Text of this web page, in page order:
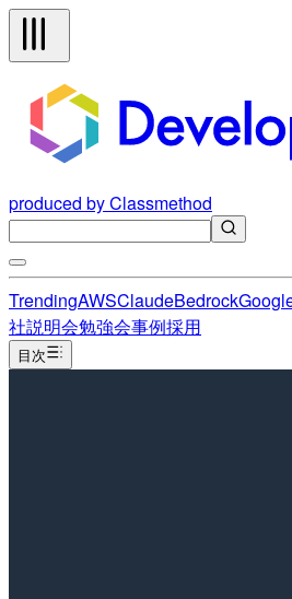
produced by Classmethod
TrendingAWSClaudeBedrock
社説明会勉強会事例採用
目次